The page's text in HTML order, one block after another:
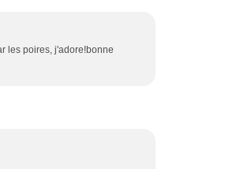
les poires, j'adore!bonne